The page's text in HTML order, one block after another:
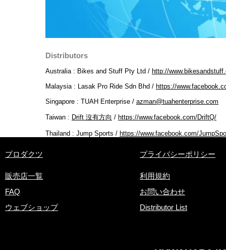
​Distributors
​Australia : Bikes and Stuff Pty Ltd / http://
Malaysia : Lasak Pro Ride Sdn Bhd / https://
Singapore : TUAH Enterprise / azman@tuahenterprise.com
​Taiwan : Drift 沒有方向 / https://www.facebook.com/DriftQ/
Thailand : Jump Sports / https://www.facebook.com/
​プロダクツ
販売店一覧
FAQ
ウェブショップ
プライバシーポリシー
利用規約
お問い合わせ
Distributor List